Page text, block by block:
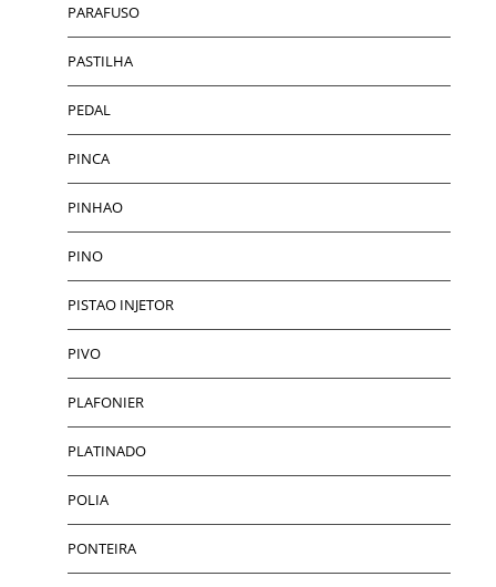
PARAFUSO
PASTILHA
PEDAL
PINCA
PINHAO
PINO
PISTAO INJETOR
PIVO
PLAFONIER
PLATINADO
POLIA
PONTEIRA